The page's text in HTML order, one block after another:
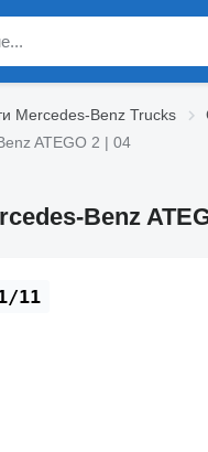
Mercedes-Benz Trucks
ATEGO 2 | 04
Benz
11